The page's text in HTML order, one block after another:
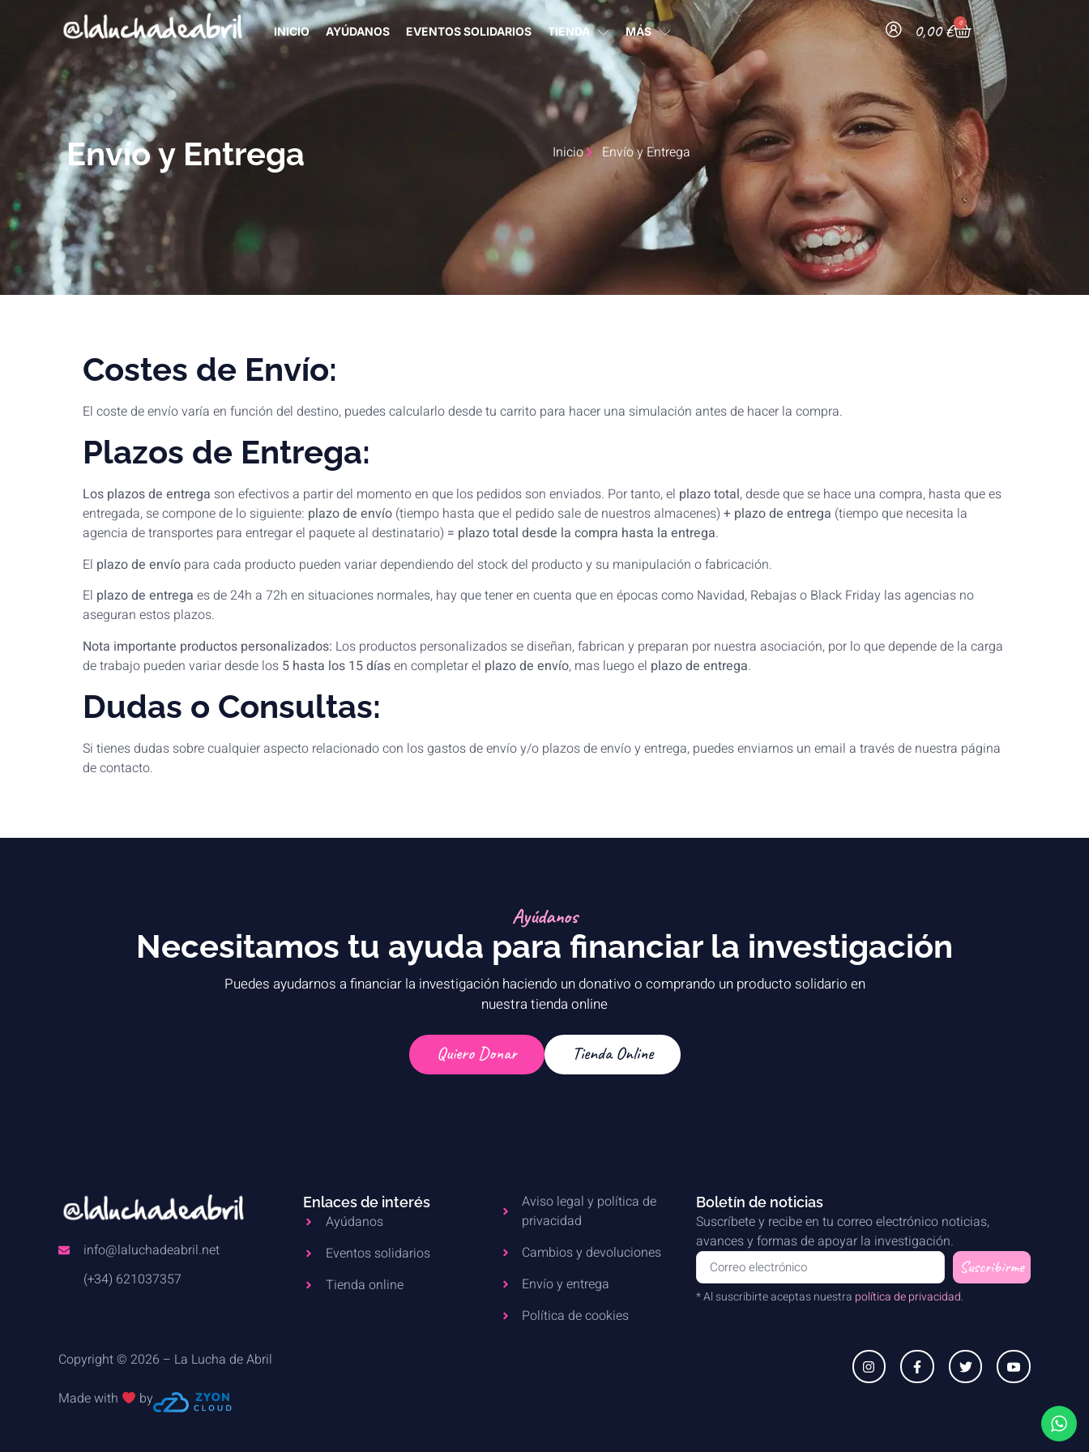
INICIO AYÚDANOS EVENTOS SOLIDARIOS TIENDA MÁS 0,00€ 0
Envío y Entrega Inicio Envío y Entrega
Costes de Envío:
El coste de envío varía en función del destino, puedes calcularlo desde tu carrito para hacer una simulación antes de hacer la compra.
Plazos de Entrega:
Los plazos de entrega son efectivos a partir del momento en que los pedidos son enviados. Por tanto, el plazo total, desde que se hace una compra, hasta que es
entregada, se compone de lo siguiente: plazo de envío (tiempo hasta que el pedido sale de nuestros almacenes) + plazo de entrega (tiempo que necesita la
agencia de transportes para entregar el paquete al destinatario) = plazo total desde la compra hasta la entrega.
El plazo de envío para cada producto pueden variar dependiendo del stock del producto y su manipulación o fabricación.
El plazo de entrega es de 24h a 72h en situaciones normales, hay que tener en cuenta que en épocas como Navidad, Rebajas o Black Friday las agencias no
aseguran estos plazos.
Nota importante productos personalizados: Los productos personalizados se diseñan, fabrican y preparan por nuestra asociación, por lo que depende de la carga
de trabajo pueden variar desde los 5 hasta los 15 díasen completar el plazo de envío, mas luego el plazo de entrega.
Dudas o Consultas:
Si tienes dudas sobre cualquier aspecto relacionado con los gastos de envío y/o plazos de envío y entrega, puedes enviarnos un email a través de nuestra página
de contacto.
Ayúdanos
Necesitamos tu ayuda para financiar la investigación
Puedes ayudarnos a financiar la investigación haciendo un donativo o comprando un producto solidario en
nuestra tienda online
Quiero Donar Tienda Online
info@laluchadeabril.net
(+34) 621037357
Enlaces de interés
Ayúdanos
Eventos solidarios
Tienda online
Aviso legal y política de
privacidad
Cambios y devoluciones
Envío y entrega
Política de cookies
Boletín de noticias
Suscríbete y recibe en tu correo electrónico noticias,
avances y formas de apoyar la investigación.
Suscribirme
* Al suscribirte aceptas nuestra política de privacidad.
Copyright © 2026 – La Lucha de Abril
Made with by